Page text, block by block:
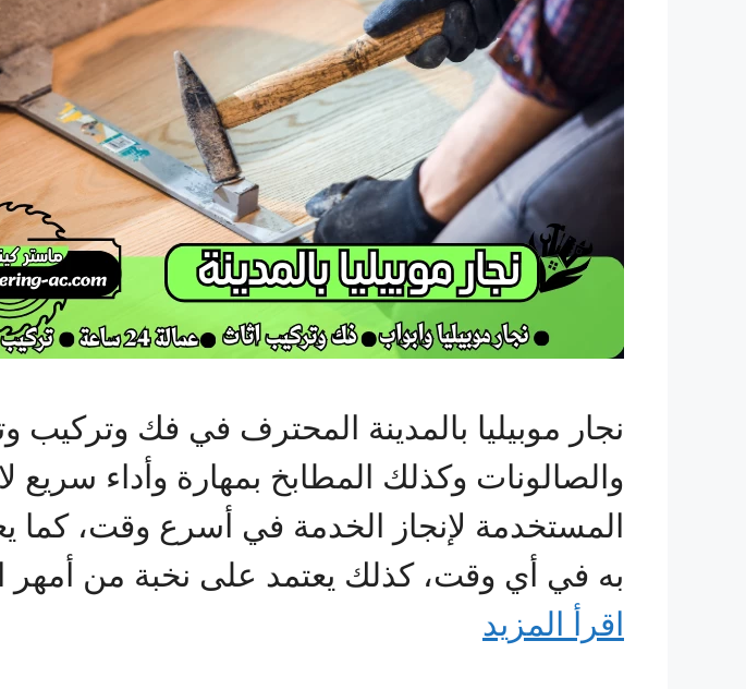
نجار موبيليا بالمدينة المحترف في فك وتركيب
والصالونات وكذلك المطابخ بمهارة وأداء
المستخدمة لإنجاز الخدمة في أسرع وقت، كما
به في أي وقت، كذلك يعتمد على نخبة من أمهر
اقرأ المزيد